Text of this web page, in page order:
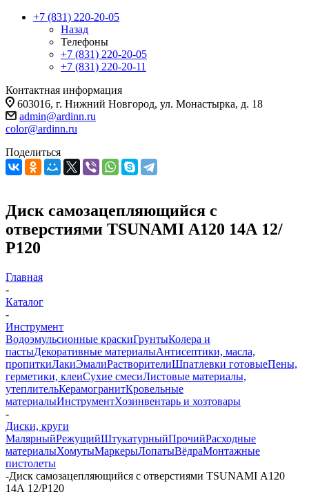
+7 (831) 220-20-05
Назад
Телефоны
+7 (831) 220-20-05
+7 (831) 220-20-11
Контактная информация
603016, г. Нижний Новгород, ул. Монастырка, д. 18
admin@ardinn.ru
color@ardinn.ru
Поделиться
Диск самозацепляющийся с
отверстиями TSUNAMI А120 14А 12/
Р120
Главная
-
Каталог
-
Инструмент
Водоэмульсионные краскиГрунтыКолера и
пастыДекоративные материалыАнтисептики, масла,
пропиткиЛакиЭмалиРастворителиШпатлевки готовыеПены,
герметики, клеиСухие смесиЛистовые материалы,
утеплительКерамогранитКровельные
материалыИнструментХозинвентарь и хозтовары
-
Диски, круги
МалярныйРежущийШтукатурныйПрочийРасходные
материалыХомутыМаркерыЛопатыВёдраМонтажные
пистолеты
-Диск самозацепляющийся с отверстиями TSUNAMI А120
14А 12/Р120